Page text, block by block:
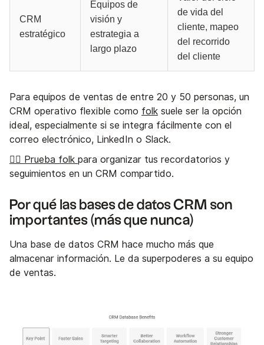
CRM
estratégico
Equipos de
visión y
estrategia a
largo plazo
de vida del
cliente, mapeo
del recorrido
del cliente
Para equipos de ventas de entre 20 y 50 personas, un
CRM operativo flexible como folk suele ser la opción
ideal, especialmente si se integra fácilmente con el
correo electrónico, LinkedIn o Slack.
👉🏼 Prueba folk para organizar tus recordatorios y
seguimientos en un CRM compartido.
Por qué las bases de datos CRM son
importantes (más que nunca)
Una base de datos CRM hace mucho más que
almacenar información. Le da superpoderes a su equipo
de ventas.